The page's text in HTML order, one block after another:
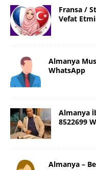
Fransa /
Vefat
Almanya
WhatsApp
Almanya
8522699
Almanya –